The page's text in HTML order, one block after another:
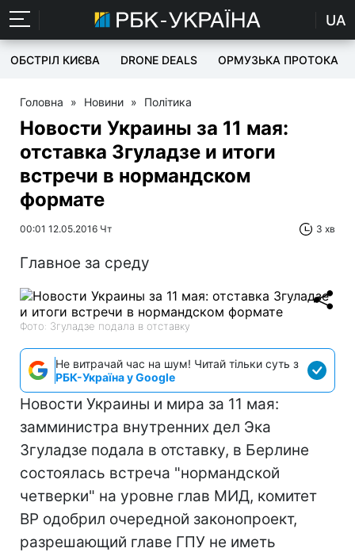
UA
ОБСТРІЛ КИЄВА DRONE DEALS ОРМУЗЬКА ПРОТОКА
Головна » Новини » Політика
Новости Украины за 11 мая:
отставка Згуладзе и итоги
встречи в нормандском
формате
00:01 12.05.2016 Чт 3 хв
Главное за среду
Фото: Згуладзе подала в отставку
Не витрачай час на шум! Читай тільки суть з
РБК-Україна у Google
Новости Украины и мира за 11 мая:
замминистра внутренних дел Эка
Згуладзе подала в отставку, в Берлине
состоялась встреча "нормандской
четверки" на уровне глав МИД, комитет
ВР одобрил очередной законопроект,
разрешающий главе ГПУ не иметь